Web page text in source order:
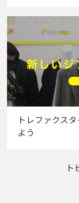
トレファクス
よう
ト